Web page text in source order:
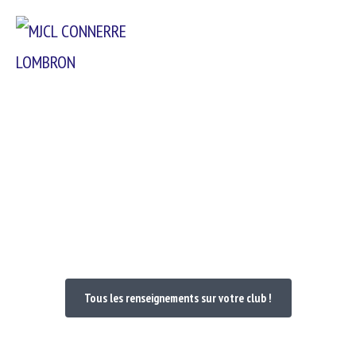
Passer
Tous les renseignements sur votre club !